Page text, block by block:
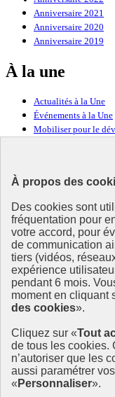
À propos des
Des cookies sont
fréquentation pour
votre accord, pour
de communication
tiers (vidéos,
expérience
pendant 6 mois.
moment en cliquant
des cookies».
Cliquez sur «Tout
de tous les cookies.
n’autoriser que les
aussi paramétrer
« Personnaliser».
Anniversaire 2021
Anniversaire 2020
Anniversaire 2019
À la une
Actualités à la Une
Événements à la Une
Mobiliser pour le
Ressources
Ressources
La Méth’ODD
Gouvernement
Ce site propose
2030 et la feuille de
tous les acteurs.
info.gouv.fr-
service-public.fr
legifrance.gouv.fr
data.gouv.fr-
Plan du site